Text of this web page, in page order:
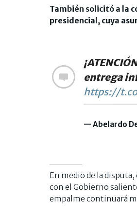
También solicitó a la
presidencial, cuya
entrega
https://
— Abelardo De
En medio de la
con el Gobierno
empalme continuará